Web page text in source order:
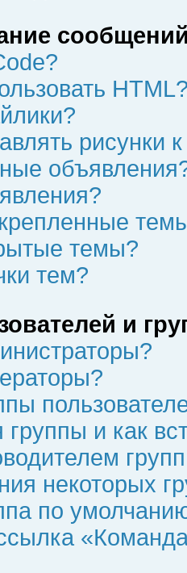
рисунки
темы?
тем?
и
группы и как
некоторых
по